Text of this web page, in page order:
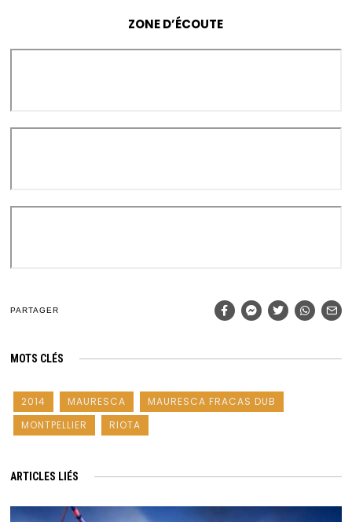
ZONED’ÉCOUTE
PARTAGER
MOTS CLÉS
2014 MAURESCA
MAURESCA FRACAS DUB
MONTPELLIER
RIOTA
ARTICLES LIÉS